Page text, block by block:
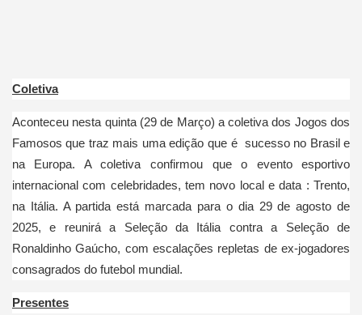
Coletiva
Aconteceu nesta quinta (29 de Março) a coletiva dos Jogos dos
Famosos que traz mais uma edição que é sucesso no Brasil e
na Europa. A coletiva confirmou que o evento esportivo
internacional com celebridades, tem novo local e data : Trento,
na Itália. A partida está marcada para o dia 29 de agosto de
2025, e reunirá a Seleção da Itália contra a Seleção de
Ronaldinho Gaúcho, com escalações repletas de ex-jogadores
consagrados do futebol mundial.
Presentes